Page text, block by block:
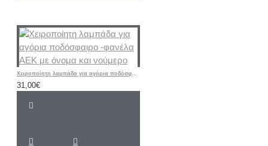
Χειροποίητη λαμπάδα για αγόρια ποδόσφαιρο -φανέλα ΑΕΚ με όνομα και νούμερο
31,00€